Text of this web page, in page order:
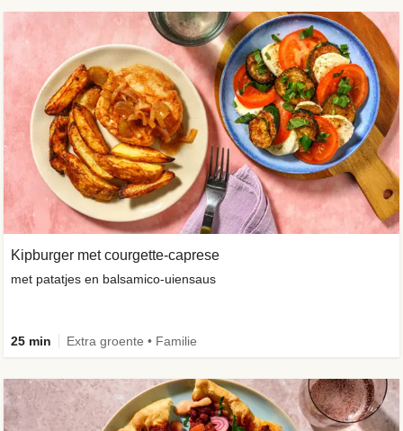
Kipburger met courgette-caprese
met patatjes en balsamico-uiensaus
25 min Extra groente • Familie